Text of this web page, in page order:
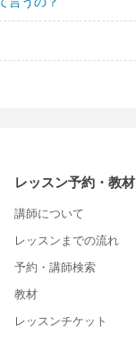
レッスン予約・教材
講師について
レッスンまでの流れ
予約・講師検索
教材
レッスンチケット